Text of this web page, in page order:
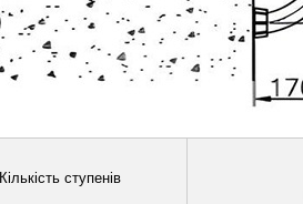
Кількість ступенів